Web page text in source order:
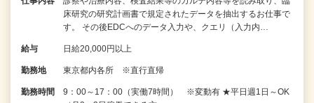
床研究の研究計画書で規定されたデータを抽出するお仕事で
す。 その後EDCへのデータ入力や、クエリ（入力内…
給与 日給20,000円以上
勤務地 東京都内各所 ※直行直帰
勤務時間
9：00～17：00（実働7時間） ※変動有 ★平日週1日～OK